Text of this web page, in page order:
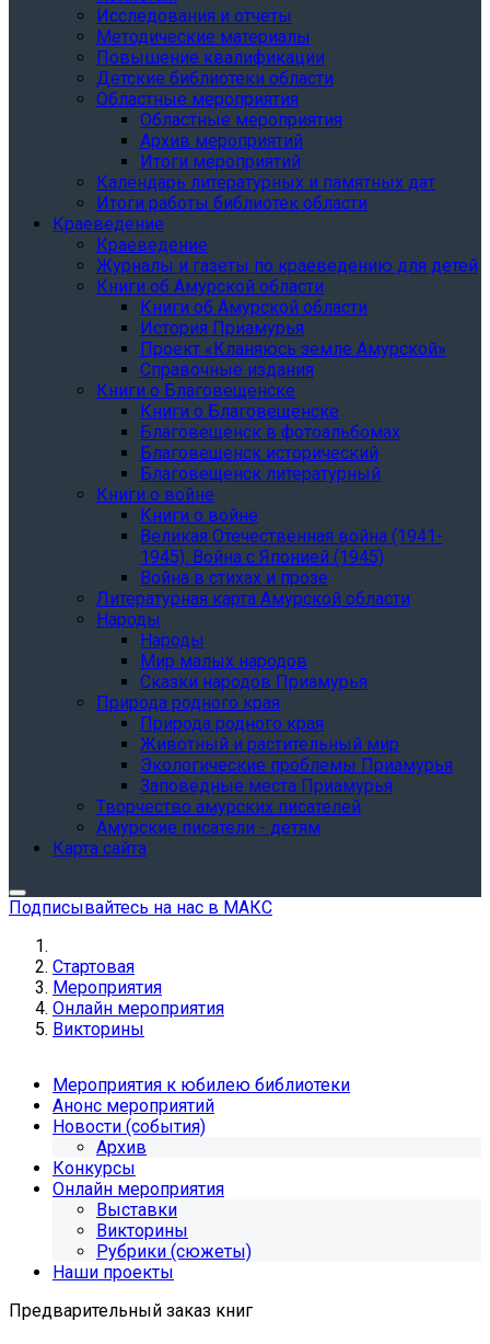
Исследования и отчеты
Методические материалы
Повышение квалификации
Детские библиотеки области
Областные мероприятия
Областные мероприятия
Архив мероприятий
Итоги мероприятий
Календарь литературных и памятных дат
Итоги работы библиотек области
Краеведение
Краеведение
Журналы и газеты по краеведению для детей
Книги об Амурской области
Книги об Амурской области
История Приамурья
Проект «Кланяюсь земле Амурской»
Справочные издания
Книги о Благовещенске
Книги о Благовещенске
Благовещенск в фотоальбомах
Благовещенск исторический
Благовещенск литературный
Книги о войне
Книги о войне
Великая Отечественная война (1941-
1945). Война с Японией (1945)
Война в стихах и прозе
Литературная карта Амурской области
Народы
Народы
Мир малых народов
Сказки народов Приамурья
Природа родного края
Природа родного края
Животный и растительный мир
Экологические проблемы Приамурья
Заповедные места Приамурья
Творчество амурских писателей
Амурские писатели - детям
Карта сайта
Подписывайтесь на нас в МАКС
Стартовая
Мероприятия
Онлайн мероприятия
Викторины
Мероприятия к юбилею библиотеки
Анонс мероприятий
Новости (события)
Архив
Конкурсы
Онлайн мероприятия
Выставки
Викторины
Рубрики (сюжеты)
Наши проекты
Предварительный заказ книг